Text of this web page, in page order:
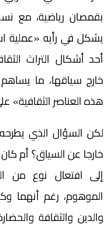
بقمصان رياضية، مع
يشكل في رأيه «عملية
أحد أشكال التراث
خارج سياقها، ما
هذه العناصر الثقافية»
لكن السؤال الذي
خارجا عن السياق؟ أم
إلى افتعال نوع من
الموهوم، رغم أنهما
والدين والثقافة